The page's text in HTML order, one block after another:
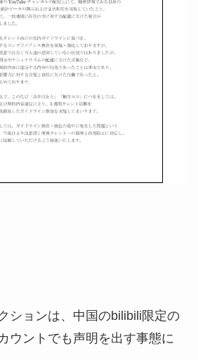
ションは、中国のbilibili限定の
ウントでも声明を出す事態に